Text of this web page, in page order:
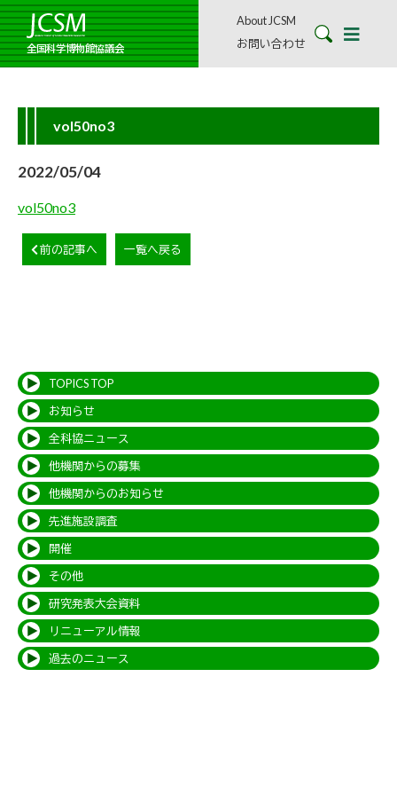
全国科学博物館協議会
About JCSM
お問い合わせ
vol50no3
2022/05/04
vol50no3
前の記事へ 一覧へ戻る
TOPICS TOP
お知らせ
全科協ニュース
他機関からの募集
他機関からのお知らせ
先進施設調査
開催
その他
研究発表大会資料
リニューアル情報
過去のニュース